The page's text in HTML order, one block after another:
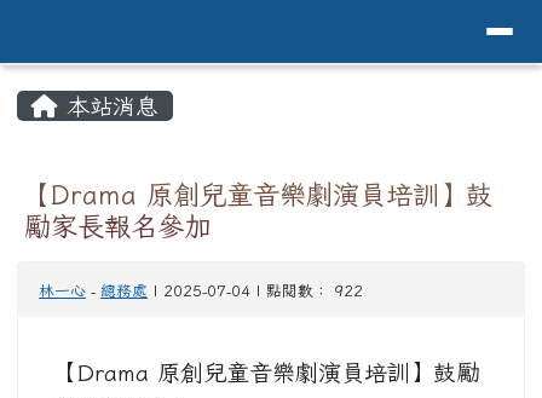
花蓮縣花蓮市中原國小全球資訊
本站消息
【Drama 原創兒童音樂劇演員培訓】鼓
勵家長報名參加
林一心 - 總務處 | 2025-07-04 | 點閱數： 922
【Drama 原創兒童音樂劇演員培訓】鼓勵